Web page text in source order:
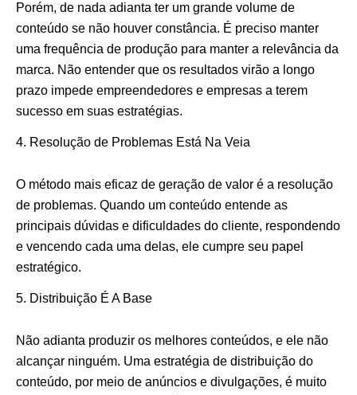
Porém, de nada adianta ter um grande volume de
conteúdo se não houver constância. É preciso manter
uma frequência de produção para manter a relevância da
marca. Não entender que os resultados virão a longo
prazo impede empreendedores e empresas a terem
sucesso em suas estratégias.
Resolução de Problemas Está Na Veia
O método mais eficaz de geração de valor é a resolução
de problemas. Quando um conteúdo entende as
principais dúvidas e dificuldades do cliente, respondendo
e vencendo cada uma delas, ele cumpre seu papel
estratégico.
Distribuição É A Base
Não adianta produzir os melhores conteúdos, e ele não
alcançar ninguém. Uma estratégia de distribuição do
conteúdo, por meio de anúncios e divulgações, é muito